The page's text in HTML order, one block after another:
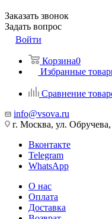
Заказать звонок
Задать вопрос
Войти
Корзина0
Избранные
Сравнение
info@vsova.ru
г. Москва, ул.
Вконтакте
Telegram
WhatsApp
О нас
Оплата
Доставка